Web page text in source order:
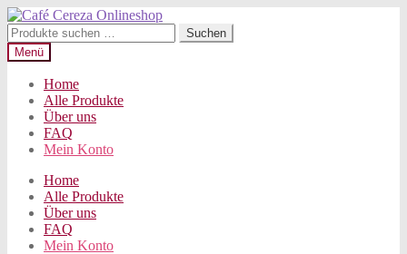
Zur
Navigation
springen
Zum
Inhalt
springen
Suchen
nach:
Suchen
Menü
Home
Alle Produkte
Über uns
FAQ
Mein Konto
Home
Alle Produkte
Über uns
FAQ
Mein Konto